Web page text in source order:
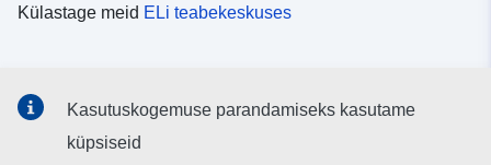
Külastage meid ELi teabekeskuses
Otsige ELi teavet
Kasutuskogemuse parandamiseks kasutame
küpsiseid